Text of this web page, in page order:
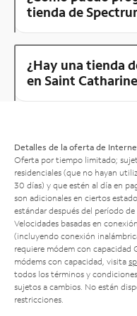
tienda de
¿Hay una tienda
en Saint
Detalles de la oferta de
Oferta por tiempo limitado;
residenciales (que no hayan
30 días) y que estén al día en
son adicionales en ciertos
estándar después del período
Velocidades basadas en
(incluyendo conexión
requiere módem con capacidad
módems con capacidad, visita
todos los términos y
sujetos a cambios. No están
restricciones.